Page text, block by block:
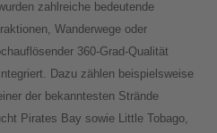
zahlreiche bedeutende
Wanderwege oder
360-Grad-Qualität
Dazu zählen beispielsweise
der bekanntesten Strände
Pirates Bay sowie Little Tobago,